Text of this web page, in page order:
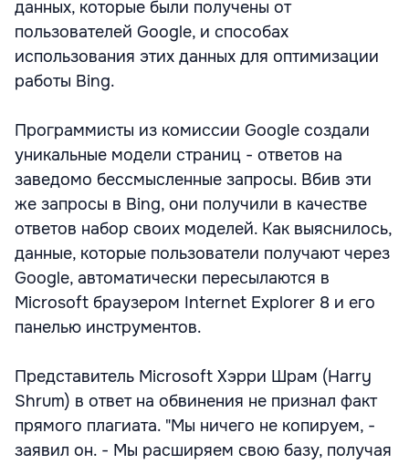
данных, которые были получены от
пользователей Google, и способах
использования этих данных для оптимизации
работы Bing.
Программисты из комиссии Google создали
уникальные модели страниц - ответов на
заведомо бессмысленные запросы. Вбив эти
же запросы в Bing, они получили в качестве
ответов набор своих моделей. Как выяснилось,
данные, которые пользователи получают через
Google, автоматически пересылаются в
Microsoft браузером Internet Explorer 8 и его
панелью инструментов.
Представитель Microsoft Хэрри Шрам (Harry
Shrum) в ответ на обвинения не признал факт
прямого плагиата. "Мы ничего не копируем, -
заявил он. - Мы расширяем свою базу, получая